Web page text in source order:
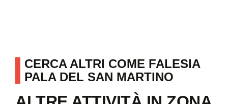
CERCA ALTRI COME FALESIA
PALA DEL SAN MARTINO